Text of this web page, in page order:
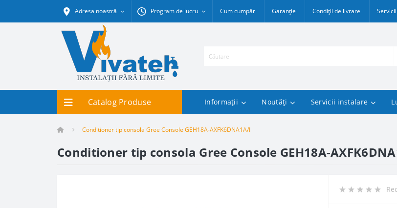
Adresa noastră Program de lucru Cum cumpăr Garanție Condiții de livrare Servicii
Catalog Produse Informații Noutăți Servicii instalare
Conditioner tip consola Gree Console GEH18A-AXFK6DNA1A/I
Conditioner tip consola Gree Console GEH18A-